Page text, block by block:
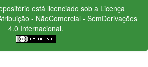
está licenciado sob a Licença
- NãoComercial - SemDerivações
4.0 Internacional.